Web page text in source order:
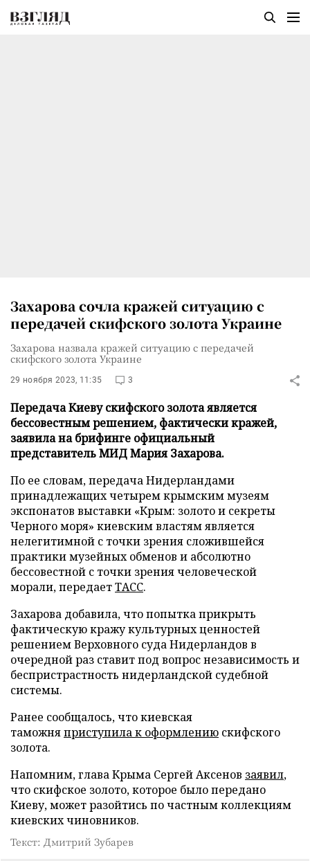
Захарова сочла кражей ситуацию с
передачей скифского золота Украине
Захарова назвала кражей ситуацию с передачей
скифского золота Украине
29 ноября 2023, 11:35 3
Передача Киеву скифского золота является
бессовестным решением, фактически кражей,
заявила на брифинге официальный
представитель МИД Мария Захарова.
По ее словам, передача Нидерландами
принадлежащих четырем крымским музеям
экспонатов выставки «Крым: золото и секреты
Черного моря» киевским властям является
нелегитимной с точки зрения сложившейся
практики музейных обменов и абсолютно
бессовестной с точки зрения человеческой
морали, передаетТАСС.
Захарова добавила, что попытка прикрыть
фактическую кражу культурных ценностей
решением Верховного суда Нидерландов в
очередной раз ставит под вопрос независимость и
беспристрастность нидерландской судебной
системы.
Ранее сообщалось, что киевская
таможняприступила к оформлению скифского
золота.
Напомним, глава Крыма Сергей Аксенов заявил,
что скифское золото, которое было передано
Киеву, может разойтись по частным коллекциям
киевских чиновников.
Текст: Дмитрий Зубарев